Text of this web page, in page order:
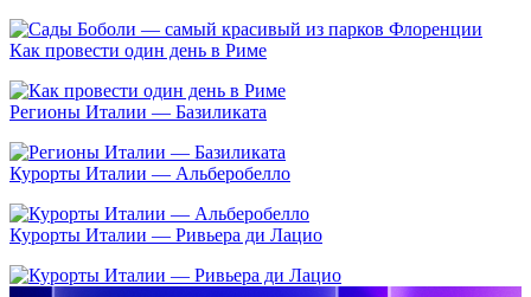
Как провести один день в Риме
Регионы Италии — Базиликата
Курорты Италии — Альберобелло
Курорты Италии — Ривьера ди Лацио